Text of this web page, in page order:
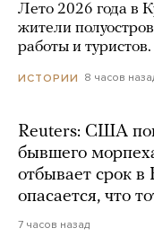
Лето 2026 года в
жители
работы и
ИСТОРИИ 8 часов
Reuters: США
бывшего
отбывает срок
опасается, что
7 часов назад